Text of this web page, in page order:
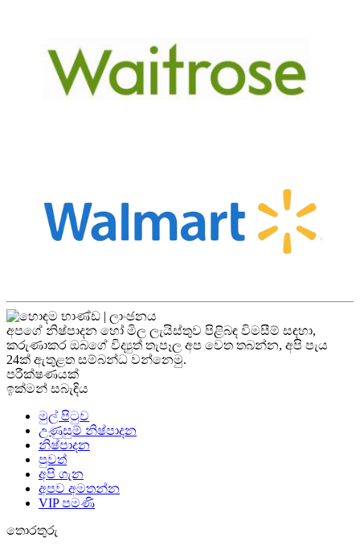
අපගේ නිෂ්පාදන හෝ මිල ලැයිස්තුව පිළිබඳ විමසීම් සඳහා,
කරුණාකර ඔබගේ විද්‍යුත් තැපෑල අප වෙත තබන්න, අපි පැය
24ක් ඇතුළත සම්බන්ධ වන්නෙමු.
පරීක්ෂණයක්
ඉක්මන් සබැඳිය
මුල් පිටුව
උණුසුම් නිෂ්පාදන
නිෂ්පාදන
පුවත්
අපි ගැන
අපව අමතන්න
VIP පමණි
තොරතුරු